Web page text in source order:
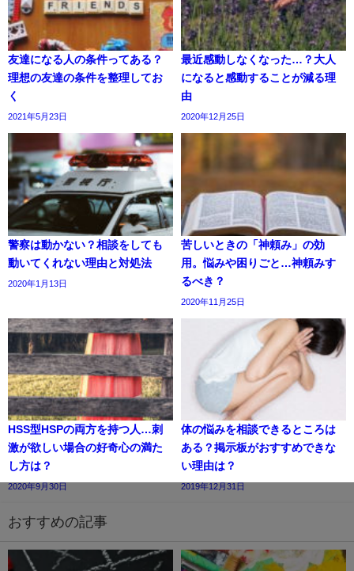
友達になる人の条件ってある？
理想の友達の条件を整理してお
く
2021年5月23日
最近感動しなくなった…？大人
になると感動することが減る理
由
2020年12月25日
警察は動かない？相談をしても
動いてくれない理由と対処法
2020年1月13日
苦しいときの「神頼み」の効
用。悩みや困りごと…神頼みす
るべき？
2020年11月25日
HSS型HSPの両方を持つ人…刺
激が欲しい場合の好奇心の満た
し方は？
2020年9月30日
体の悩みを相談できるところは
ある？掲示板がおすすめできな
い理由は？
2019年12月31日
おすすめの記事